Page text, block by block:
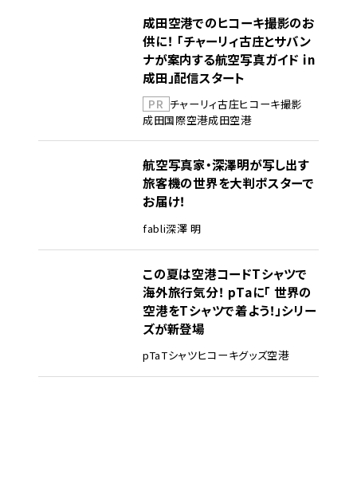
成田空港でのヒコーキ撮影のお
供に！ 「チャーリィ古庄とサバン
ナが案内する航空写真ガイド in
成田」配信スタート
PR チャーリィ古庄ヒコーキ撮影
成田国際空港成田空港
航空写真家・深澤明が写し出す
旅客機の世界を大判ポスターで
お届け！
fabli深澤 明
この夏は空港コードTシャツで
海外旅行気分！ pTaに「 世界の
空港をTシャツで着よう！」シリー
ズが新登場
pTaTシャツヒコーキグッズ空港